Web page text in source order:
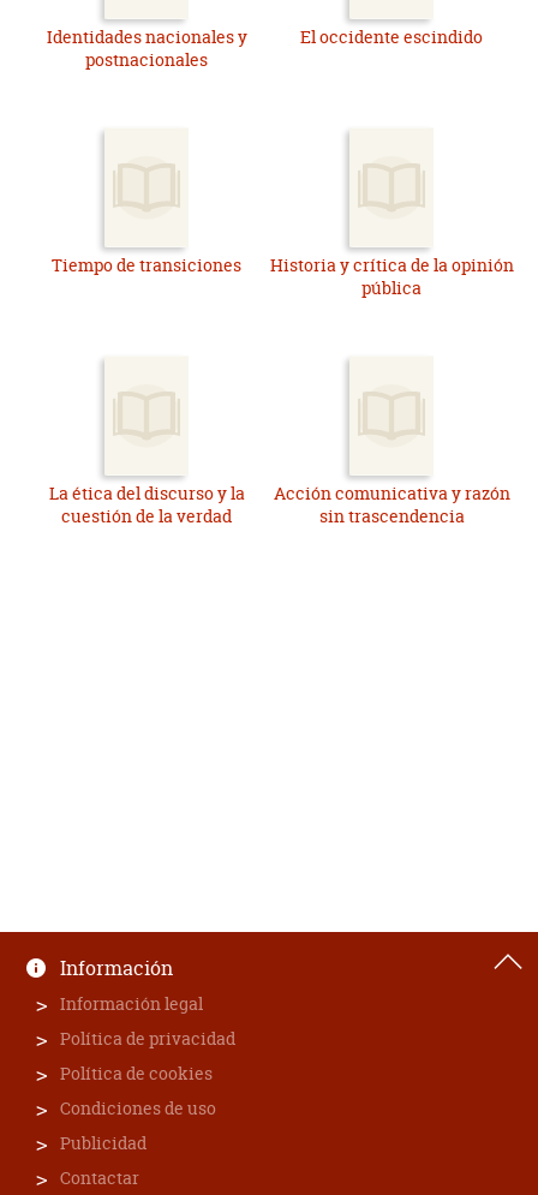
Identidades nacionales y
postnacionales
El occidente escindido
Tiempo de transiciones
Historia y crítica de la opinión
pública
La ética del discurso y la
cuestión de la verdad
Acción comunicativa y razón
sin trascendencia
Información
Información legal
Política de privacidad
Política de cookies
Condiciones de uso
Publicidad
Contactar